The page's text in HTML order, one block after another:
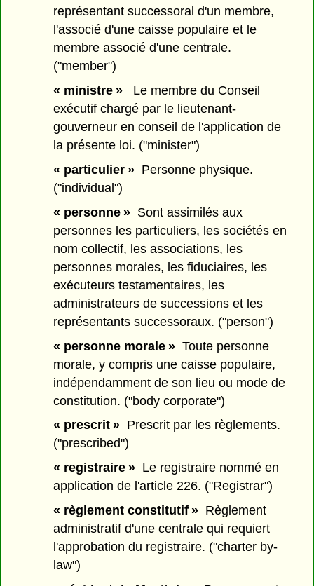
représentant successoral d'un membre,
l'associé d'une caisse populaire et le
membre associé d'une centrale.
("member")
« ministre »
Le membre du Conseil
exécutif chargé par le lieutenant-
gouverneur en conseil de l'application de
la présente loi. ("minister")
« particulier » Personne physique.
("individual")
« personne » Sont assimilés aux
personnes les particuliers, les sociétés en
nom collectif, les associations, les
personnes morales, les fiduciaires, les
exécuteurs testamentaires, les
administrateurs de successions et les
représentants successoraux. ("person")
« personne morale »Toute personne
morale, y compris une caisse populaire,
indépendamment de son lieu ou mode de
constitution. ("body corporate")
« prescrit » Prescrit par les règlements.
("prescribed")
« registraire » Le registraire nommé en
application de l'article 226. ("Registrar")
« règlement constitutif » Règlement
administratif d'une centrale qui requiert
l'approbation du registraire. ("charter by-
law")